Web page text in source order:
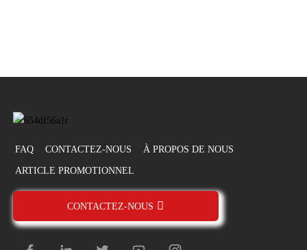
FAQ CONTACTEZ-NOUS À PROPOS DE NOUS
ARTICLE PROMOTIONNEL
CONTACTEZ-NOUS